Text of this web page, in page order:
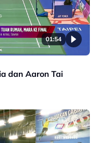
01:54
dan Aaron Tai